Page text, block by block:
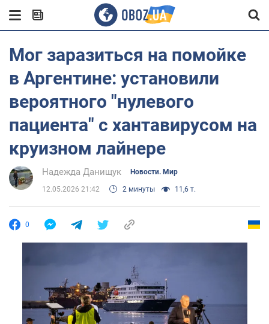
Мог заразиться на помойке
в Аргентине: установили
вероятного "нулевого
пациента" с хантавирусом на
круизном лайнере
Надежда Данищук Новости. Мир
12.05.2026 21:42 2 минуты 11,6 т.
0